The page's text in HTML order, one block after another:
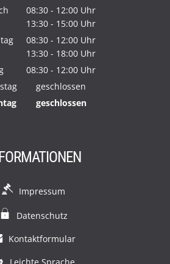
Von 08:30 bis 12:00 Uhr
08:30 - 12:00 Uhr
Von 08:30 bis 12:00 Uhr
13:30 - 15:00 Uhr
Von 13:30 bis 15:00 Uhr
08:30 - 12:00 Uhr
Von 08:30 bis 12:00 Uhr
13:30 - 18:00 Uhr
Von 13:30 bis 18:00 Uhr
08:30 - 12:00 Uhr
Von 08:30 bis 12:00 Uhr
geschlossen
geschlossen
Impressum
Datenschutz
Kontaktformular